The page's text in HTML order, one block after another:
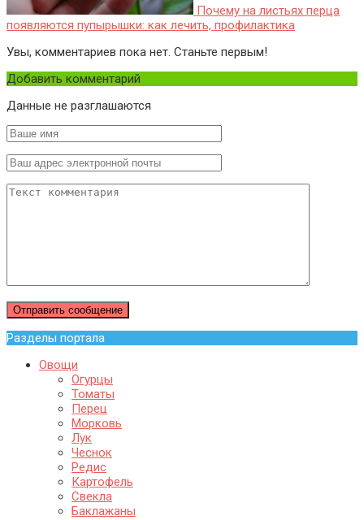
Почему на листьях перца
появляются пупырышки: как лечить, профилактика
Увы, комментариев пока нет. Станьте первым!
Добавить комментарий
Данные не разглашаются
Разделы портала
Овощи
Огурцы
Томаты
Перец
Морковь
Лук
Чеснок
Редис
Картофель
Свекла
Баклажаны